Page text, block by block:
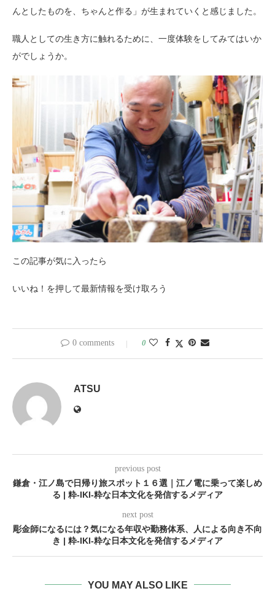
んとしたものを、ちゃんと作る」が生まれていくと感じました。
職人としての生き方に触れるために、一度体験をしてみてはいか
がでしょうか。
この記事が気に入ったら
いいね！を押して最新情報を受け取ろう
0 comments 0
ATSU
previous post
鎌倉・江ノ島で日帰り旅スポット１６選｜江ノ電に乗って楽しめ
る | 粋-IKI-粋な日本文化を発信するメディア
next post
彫金師になるには？気になる年収や勤務体系、人による向き不向
き | 粋-IKI-粋な日本文化を発信するメディア
YOU MAY ALSO LIKE